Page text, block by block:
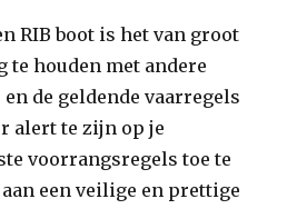
RIB boot is het van groot
te houden met andere
de geldende vaarregels
alert te zijn op je
voorrangsregels toe te
een veilige en prettige